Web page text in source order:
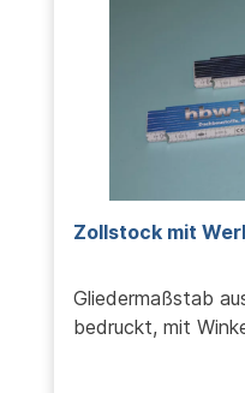
Zollstock mit
Gliedermaßstab
bedruckt, mit